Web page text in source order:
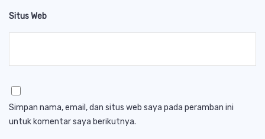
Situs Web
Simpan nama, email, dan situs web saya pada peramban ini
untuk komentar saya berikutnya.